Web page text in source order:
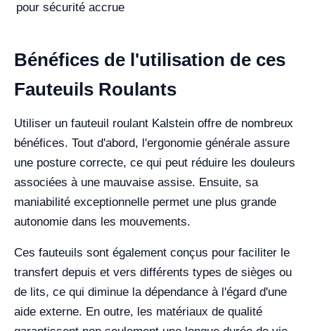
pour sécurité accrue
Bénéfices de l'utilisation de ces
Fauteuils Roulants
Utiliser un fauteuil roulant Kalstein offre de nombreux
bénéfices. Tout d'abord, l'ergonomie générale assure
une posture correcte, ce qui peut réduire les douleurs
associées à une mauvaise assise. Ensuite, sa
maniabilité exceptionnelle permet une plus grande
autonomie dans les mouvements.
Ces fauteuils sont également conçus pour faciliter le
transfert depuis et vers différents types de sièges ou
de lits, ce qui diminue la dépendance à l'égard d'une
aide externe. En outre, les matériaux de qualité